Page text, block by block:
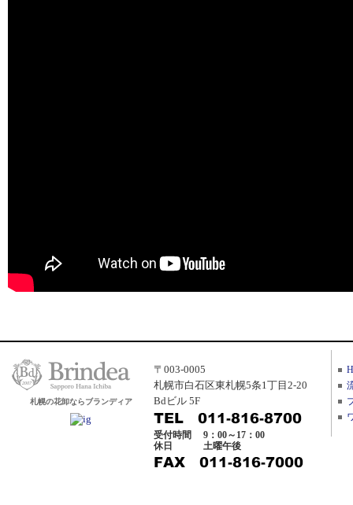
札幌の花卸ならブランディア
〒003-0005
札幌市白石区東札幌5条1丁目2-20
Bdビル 5F
受付時間
9：00～17：00
休日
土曜午後